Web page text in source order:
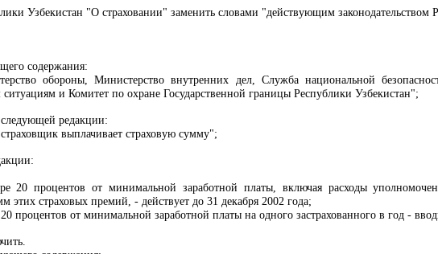
Узбекистан "О страховании" заменить словами "действующим законодательством
содержания:
обороны, Министерство внутренних дел, Служба национальной
и Комитет по охране Государственной границы Республики Узбекистан";
редакции:
выплачивает страховую сумму";
20 процентов от минимальной заработной платы, включая расходы
этих страховых премий, - действует до 31 декабря 2002 года;
процентов от минимальной заработной платы на одного застрахованного в год -